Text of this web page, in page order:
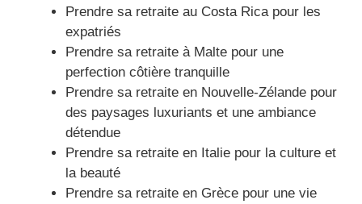
Prendre sa retraite au Costa Rica pour les
expatriés
Prendre sa retraite à Malte pour une
perfection côtière tranquille
Prendre sa retraite en Nouvelle-Zélande pour
des paysages luxuriants et une ambiance
détendue
Prendre sa retraite en Italie pour la culture et
la beauté
Prendre sa retraite en Grèce pour une vie